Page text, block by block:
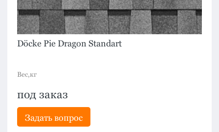
Döcke Pie Dragon Standart
Вес,кг
под заказ
Задать вопрос